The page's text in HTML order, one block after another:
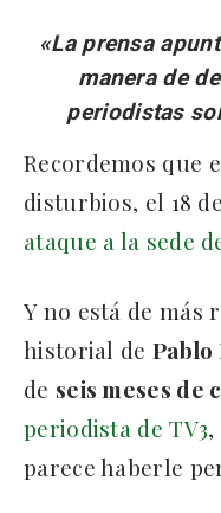
«La prensa
manera de
periodistas
Recordemos que
disturbios, el 18
ataque a la sede
Y no está de más
historial de Pablo
de seis meses de
periodista de TV3,
parece haberle